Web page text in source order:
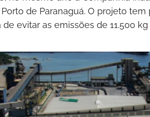
de Paranaguá. O projeto
evitar as emissões de 11.500